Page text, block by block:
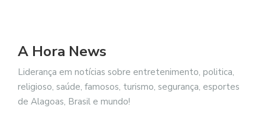
A Hora News
Liderança em notícias sobre entretenimento, politica,
religioso, saúde, famosos, turismo, segurança, esportes
de Alagoas, Brasil e mundo!